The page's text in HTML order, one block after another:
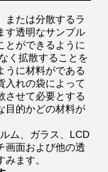
または分散するラ
す透明なサンプル
とができるように
く拡散することを
うに材料がである
入れの袋によって
させて必要とする
目的かどの材料が
ム、ガラス、LCD
画面および他の透
ます。